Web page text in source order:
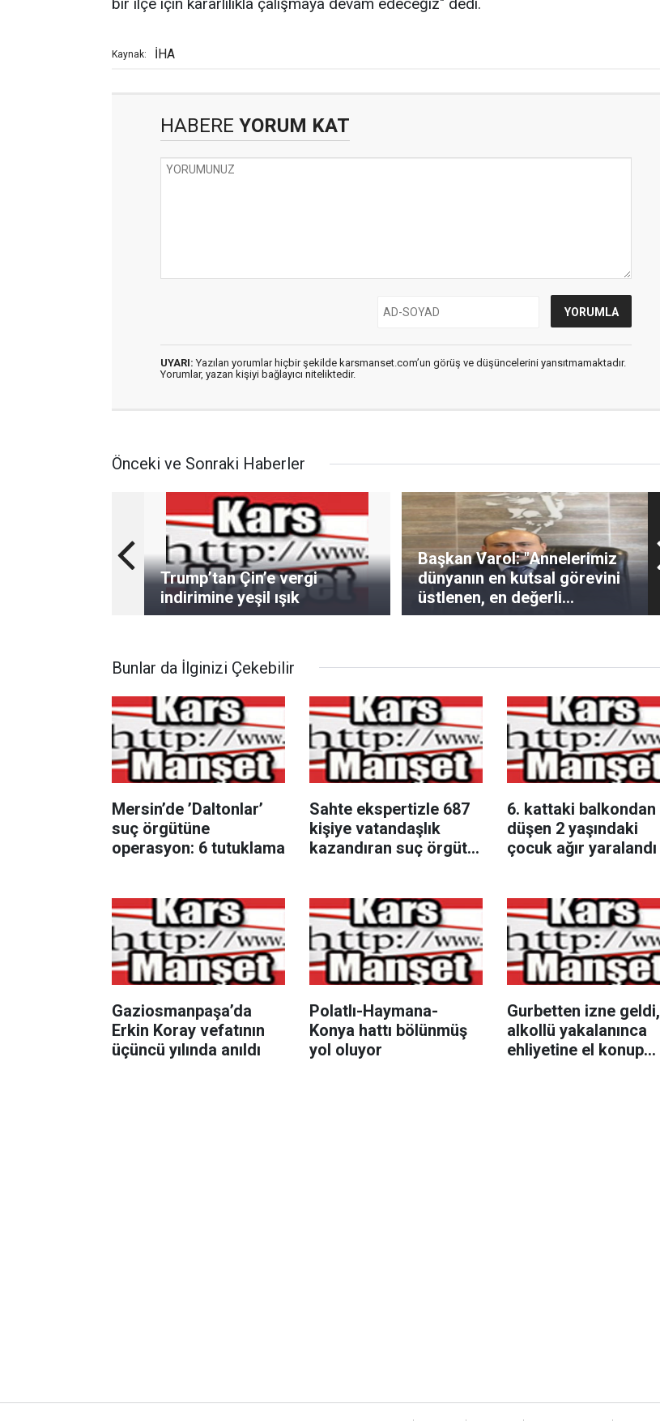
Kaynak: İHA
HABERE YORUM KAT
UYARI: Yazılan yorumlar hiçbir şekilde karsmanset.com’un görüş ve düşüncelerini yansıtmamaktadır.
Yorumlar, yazan kişiyi bağlayıcı niteliktedir.
Önceki ve Sonraki Haberler
Trump’tan Çin’e vergi
indirimine yeşil ışık
Başkan Varol: "Annelerimiz
dünyanın en kutsal görevini
üstlenen, en değerli
varlığımızdır"
Bunlar da İlginizi Çekebilir
Mersin’de ’Daltonlar’
suç örgütüne
operasyon: 6 tutuklama
Sahte ekspertizle 687
kişiye vatandaşlık
kazandıran suç örgütü
6. kattaki balkondan
düşen 2 yaşındaki
çocuk ağır yaralandı
Gaziosmanpaşa’da
Erkin Koray vefatının
üçüncü yılında anıldı
Polatlı-Haymana-
Konya hattı bölünmüş
yol oluyor
Gurbetten izne geldi,
alkollü yakalanınca
ehliyetine el konup